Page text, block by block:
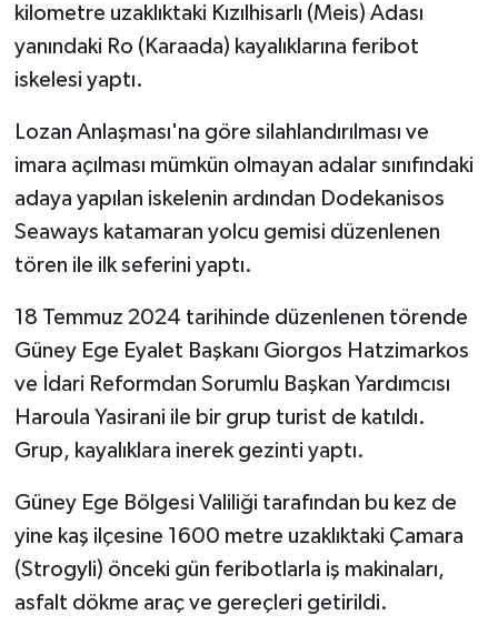
kilometre uzaklıktaki Kızılhisarlı (Meis) Adası
yanındaki Ro (Karaada) kayalıklarına feribot
iskelesi yaptı.
Lozan Anlaşması'na göre silahlandırılması ve
imara açılması mümkün olmayan adalar sınıfındaki
adaya yapılan iskelenin ardından Dodekanisos
Seaways katamaran yolcu gemisi düzenlenen
tören ile ilk seferini yaptı.
18 Temmuz 2024 tarihinde düzenlenen törende
Güney Ege Eyalet Başkanı Giorgos Hatzimarkos
ve İdari Reformdan Sorumlu Başkan Yardımcısı
Haroula Yasirani ile bir grup turist de katıldı.
Grup, kayalıklara inerek gezinti yaptı.
Güney Ege Bölgesi Valiliği tarafından bu kez de
yine kaş ilçesine 1600 metre uzaklıktaki Çamara
(Strogyli) önceki gün feribotlarla iş makinaları,
asfalt dökme araç ve gereçleri getirildi.